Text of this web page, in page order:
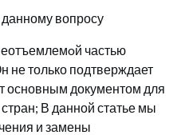
вопросу
частью
не только подтверждает
основным документом для
В данной статье мы
и замены